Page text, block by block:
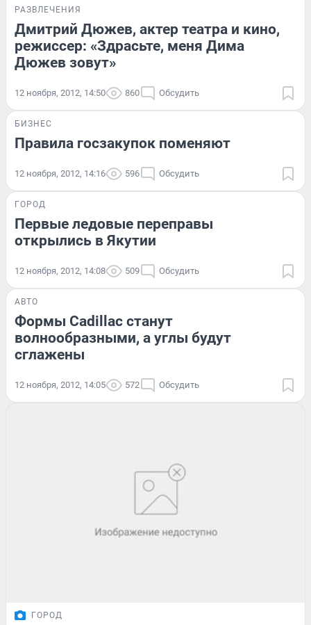
РАЗВЛЕЧЕНИЯ
Дмитрий Дюжев, актер театра и кино,
режиссер: «Здрасьте, меня Дима
Дюжев зовут»
12 ноября, 2012, 14:50 860 Обсудить
БИЗНЕС
Правила госзакупок поменяют
12 ноября, 2012, 14:16 596 Обсудить
ГОРОД
Первые ледовые переправы
открылись в Якутии
12 ноября, 2012, 14:08 509 Обсудить
АВТО
Формы Cadillac станут
волнообразными, а углы будут
сглажены
12 ноября, 2012, 14:05 572 Обсудить
ГОРОД